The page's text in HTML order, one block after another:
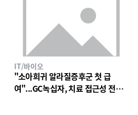
IT/바이오
"소아희귀 알라질증후군 첫 급
여"...GC녹십자, 치료 접근성 전환